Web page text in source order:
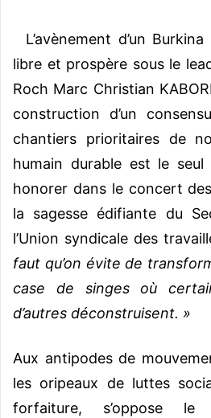
L’avènement d’un
libre et prospère sous le
Roch Marc Christian
construction d’un
chantiers prioritaires de
humain durable est le
honorer dans le concert
la sagesse édifiante du
l’Union syndicale des
faut qu’on évite de
case de singes où
d’autres déconstruisent. »
Aux antipodes de
les oripeaux de luttes
forfaiture, s’oppose le